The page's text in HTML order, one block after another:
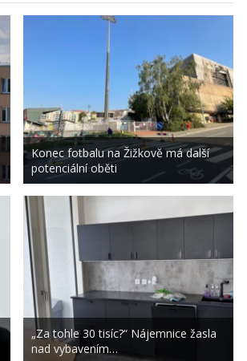
Konec fotbalu na Žižkově má další
potenciální oběti
„Za tohle 30 tisíc?“ Nájemnice žasla
nad vybavením…